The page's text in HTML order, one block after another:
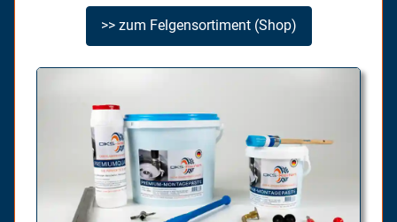
>> zum Felgensortiment (Shop)